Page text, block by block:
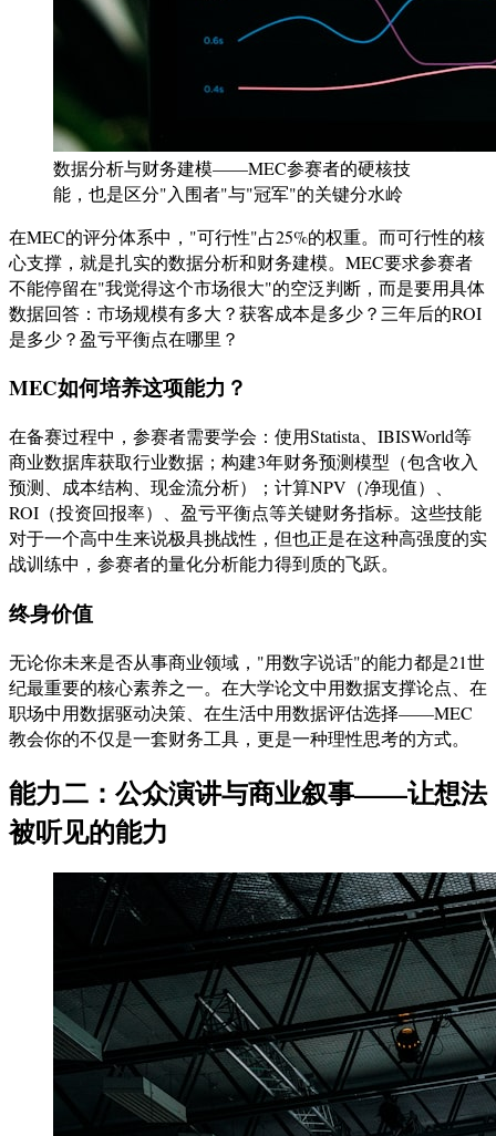
数据分析与财务建模——MEC参赛者的硬核技
能，也是区分"入围者"与"冠军"的关键分水岭
在MEC的评分体系中，"可行性"占25%的权重。而可行性的核
心支撑，就是扎实的数据分析和财务建模。MEC要求参赛者
不能停留在"我觉得这个市场很大"的空泛判断，而是要用具体
数据回答：市场规模有多大？获客成本是多少？三年后的ROI
是多少？盈亏平衡点在哪里？
MEC如何培养这项能力？
在备赛过程中，参赛者需要学会：使用Statista、IBISWorld等
商业数据库获取行业数据；构建3年财务预测模型（包含收入
预测、成本结构、现金流分析）；计算NPV（净现值）、
ROI（投资回报率）、盈亏平衡点等关键财务指标。这些技能
对于一个高中生来说极具挑战性，但也正是在这种高强度的实
战训练中，参赛者的量化分析能力得到质的飞跃。
终身价值
无论你未来是否从事商业领域，"用数字说话"的能力都是21世
纪最重要的核心素养之一。在大学论文中用数据支撑论点、在
职场中用数据驱动决策、在生活中用数据评估选择——MEC
教会你的不仅是一套财务工具，更是一种理性思考的方式。
能力二：公众演讲与商业叙事——让想法
被听见的能力